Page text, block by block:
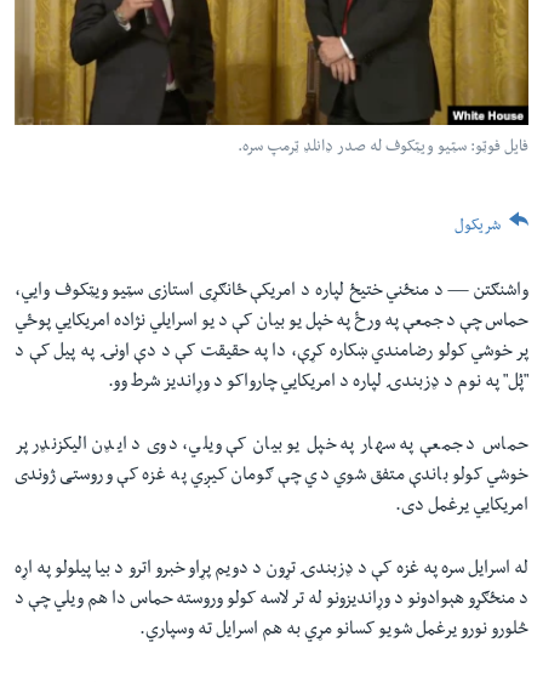
مخکې
مرکزي
لټون
اداریه
Learning English
FOLLOW US
فایل فوټو: سټیو ویټکوف له صدر ډانلډ ټرمپ سره.
شریکول
واشنګتن — د منځني ختیځ لپاره د امریکې ځانګړی استازی سټیو ویټکوف وایي،
حماس چې د جمعې په ورځ په خپل یو بیان کې د یو اسرایلي نژاده امریکایي پوځي
پر خوشي کولو رضامندي ښکاره کړې، دا په حقیقت کې د دې اونۍ په پیل کې د
"پُل" په نوم د ډزبندۍ لپاره د امریکایي چارواکو د وړاندیز شرط وو.
حماس د جمعې په سهار په خپل یو بیان کې ویلي، دوی د ایډن الیکزنډر پر
خوشي کولو باندې متفق شوي دي چې ګومان کیږي په غزه کې وروستی ژوندی
امریکایي یرغمل دی.
له اسرایل سره په غزه کې د ډزبندۍ تړون د دویم پړاو خبرو اترو د بیا پیلولو په اړه
د منځګړو هېوادونو د وړاندیزونو له تر لاسه کولو وروسته حماس دا هم ویلي چې د
څلورو نورو یرغمل شویو کسانو مړي به هم اسرایل ته وسپاري.